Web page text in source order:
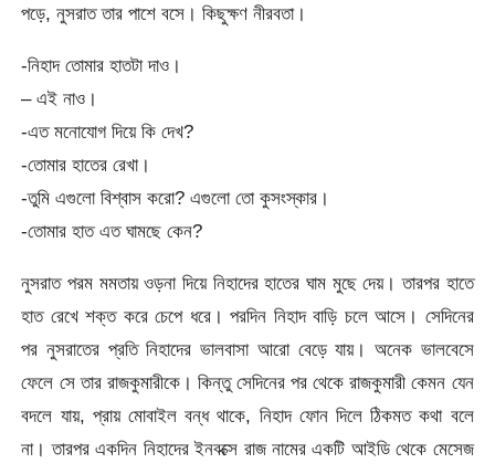
পড়ে, নুসরাত তার পাশে বসে। কিছুক্ষণ নীরবতা।
-নিহাদ তোমার হাতটা দাও।
– এই নাও।
-এত মনোযোগ দিয়ে কি দেখ?
-তোমার হাতের রেখা।
-তুমি এগুলো বিশ্বাস করো? এগুলো তো কুসংস্কার।
-তোমার হাত এত ঘামছে কেন?
নুসরাত পরম মমতায় ওড়না দিয়ে নিহাদের হাতের ঘাম মুছে দেয়। তারপর হাতে
হাত রেখে শক্ত করে চেপে ধরে। পরদিন নিহাদ বাড়ি চলে আসে। সেদিনের
পর নুসরাতের প্রতি নিহাদের ভালবাসা আরো বেড়ে যায়। অনেক ভালবেসে
ফেলে সে তার রাজকুমারীকে। কিন্তু সেদিনের পর থেকে রাজকুমারী কেমন যেন
বদলে যায়, প্রায় মোবাইল বন্ধ থাকে, নিহাদ ফোন দিলে ঠিকমত কথা বলে
না। তারপর একদিন নিহাদের ইনবক্সে রাজ নামের একটি আইডি থেকে মেসেজ